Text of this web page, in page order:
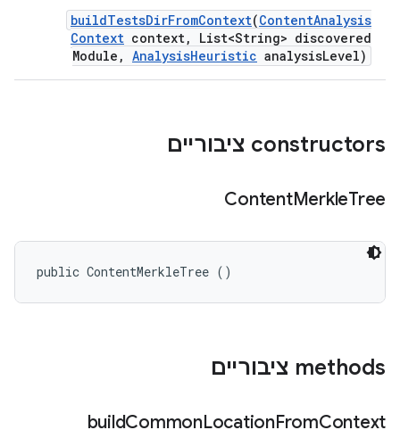
buildTestsDirFromContext(ContentAnalysis
Context context,
List<String> discovered
Module , AnalysisHeuristic analysisLevel)
‫constructors ציבוריים
ContentMerkleTree
public ContentMerkleTree ()
‫methods ציבוריים
buildCommonLocationFromContext